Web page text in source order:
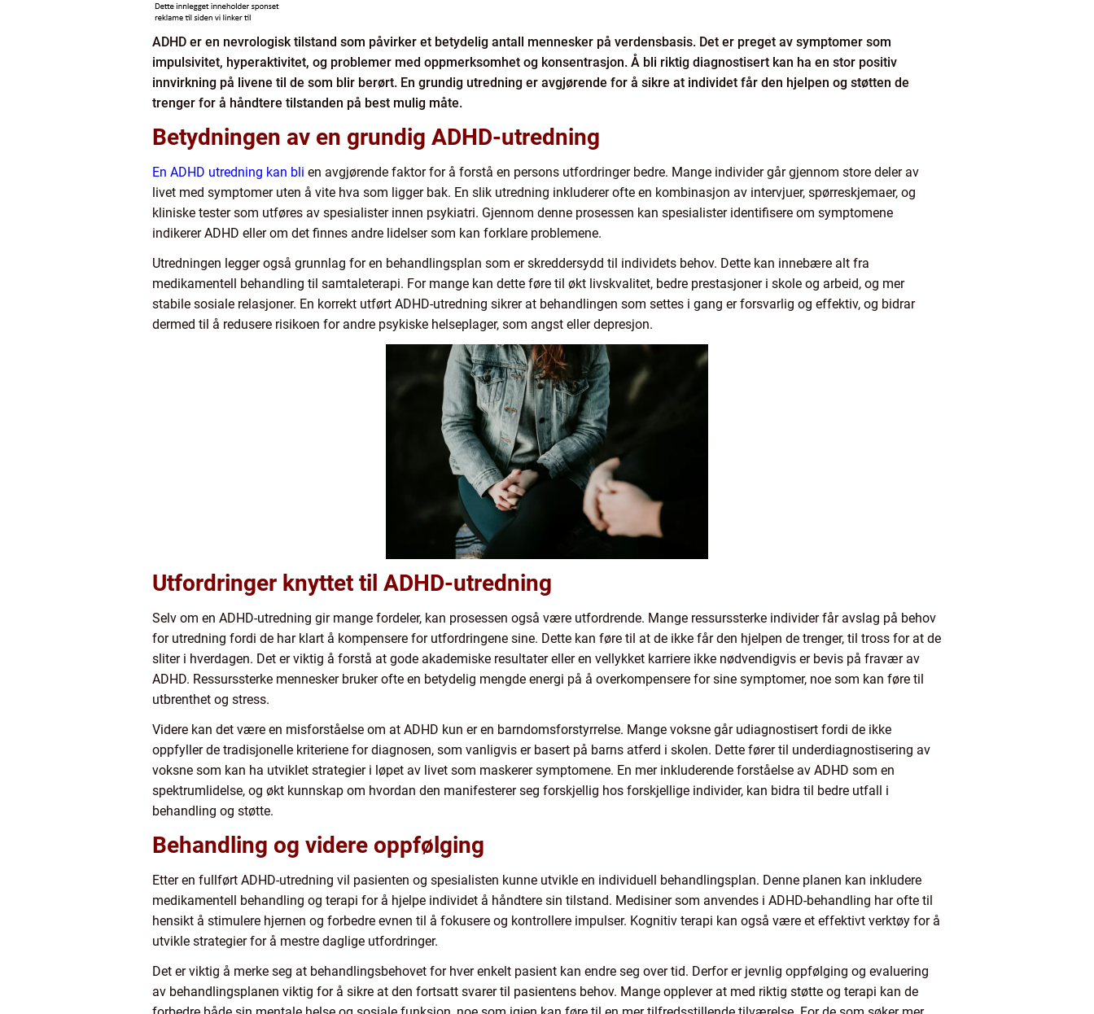
ADHD er en nevrologisk tilstand som påvirker et betydelig antall mennesker på verdensbasis. Det er preget av symptomer som
impulsivitet, hyperaktivitet, og problemer med oppmerksomhet og konsentrasjon. Å bli riktig diagnostisert kan ha en stor positiv
innvirkning på livene til de som blir berørt. En grundig utredning er avgjørende for å sikre at individet får den hjelpen og støtten de
trenger for å håndtere tilstanden på best mulig måte.
Betydningen av en grundig ADHD-utredning
En ADHD utredning kan bli en avgjørende faktor for å forstå en persons utfordringer bedre. Mange individer går gjennom store deler av
livet med symptomer uten å vite hva som ligger bak. En slik utredning inkluderer ofte en kombinasjon av intervjuer, spørreskjemaer, og
kliniske tester som utføres av spesialister innen psykiatri. Gjennom denne prosessen kan spesialister identifisere om symptomene
indikerer ADHD eller om det finnes andre lidelser som kan forklare problemene.
Utredningen legger også grunnlag for en behandlingsplan som er skreddersydd til individets behov. Dette kan innebære alt fra
medikamentell behandling til samtaleterapi. For mange kan dette føre til økt livskvalitet, bedre prestasjoner i skole og arbeid, og mer
stabile sosiale relasjoner. En korrekt utført ADHD-utredning sikrer at behandlingen som settes i gang er forsvarlig og effektiv, og bidrar
dermed til å redusere risikoen for andre psykiske helseplager, som angst eller depresjon.
Utfordringer knyttet til ADHD-utredning
Selv om en ADHD-utredning gir mange fordeler, kan prosessen også være utfordrende. Mange ressurssterke individer får avslag på behov
for utredning fordi de har klart å kompensere for utfordringene sine. Dette kan føre til at de ikke får den hjelpen de trenger, til tross for at de
sliter i hverdagen. Det er viktig å forstå at gode akademiske resultater eller en vellykket karriere ikke nødvendigvis er bevis på fravær av
ADHD. Ressurssterke mennesker bruker ofte en betydelig mengde energi på å overkompensere for sine symptomer, noe som kan føre til
utbrenthet og stress.
Videre kan det være en misforståelse om at ADHD kun er en barndomsforstyrrelse. Mange voksne går udiagnostisert fordi de ikke
oppfyller de tradisjonelle kriteriene for diagnosen, som vanligvis er basert på barns atferd i skolen. Dette fører til underdiagnostisering av
voksne som kan ha utviklet strategier i løpet av livet som maskerer symptomene. En mer inkluderende forståelse av ADHD som en
spektrumlidelse, og økt kunnskap om hvordan den manifesterer seg forskjellig hos forskjellige individer, kan bidra til bedre utfall i
behandling og støtte.
Behandling og videre oppfølging
Etter en fullført ADHD-utredning vil pasienten og spesialisten kunne utvikle en individuell behandlingsplan. Denne planen kan inkludere
medikamentell behandling og terapi for å hjelpe individet å håndtere sin tilstand. Medisiner som anvendes i ADHD-behandling har ofte til
hensikt å stimulere hjernen og forbedre evnen til å fokusere og kontrollere impulser. Kognitiv terapi kan også være et effektivt verktøy for å
utvikle strategier for å mestre daglige utfordringer.
Det er viktig å merke seg at behandlingsbehovet for hver enkelt pasient kan endre seg over tid. Derfor er jevnlig oppfølging og evaluering
av behandlingsplanen viktig for å sikre at den fortsatt svarer til pasientens behov. Mange opplever at med riktig støtte og terapi kan de